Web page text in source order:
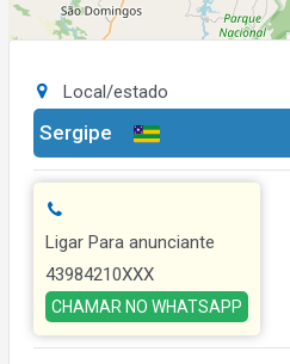
Local/estado
Sergipe
Ligar Para anunciante
43984210XXX
CHAMAR NO WHATSAPP